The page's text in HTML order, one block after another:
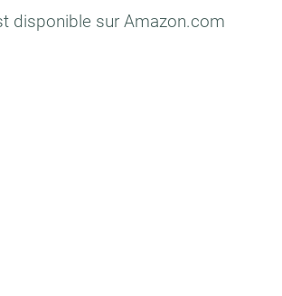
disponible sur Amazon.com